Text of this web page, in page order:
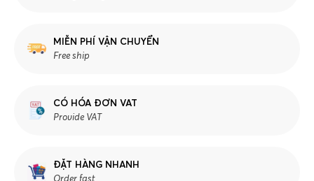
MIỄN PHÍ VẬN CHUYỂN
Free ship
CÓ HÓA ĐƠN VAT
Provide VAT
ĐẶT HÀNG NHANH
Order fast